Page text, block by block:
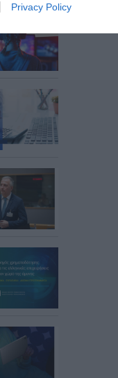
Privacy Policy